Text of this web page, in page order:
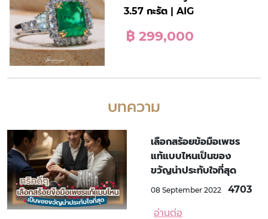
3.57 กะรัต | AIG
฿ 299,000
บทความ
เลือกสร้อยข้อมือเพชร
แท้แบบไหนเป็นของ
ขวัญน่าประทับใจที่สุด
08 September 2022 4703
อ่านต่อ